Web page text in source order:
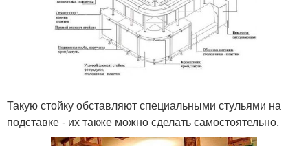
Такую стойку обставляют специальными стульями на
подставке - их также можно сделать самостоятельно.